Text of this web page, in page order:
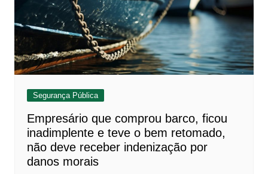
Segurança Pública
Empresário que comprou barco, ficou
inadimplente e teve o bem retomado,
não deve receber indenização por
danos morais